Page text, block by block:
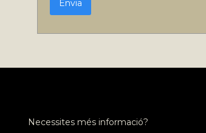
Necessites més informació?